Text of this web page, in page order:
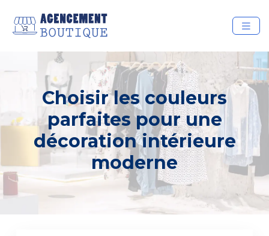
Choisir les couleurs
parfaites pour une
décoration intérieure
moderne